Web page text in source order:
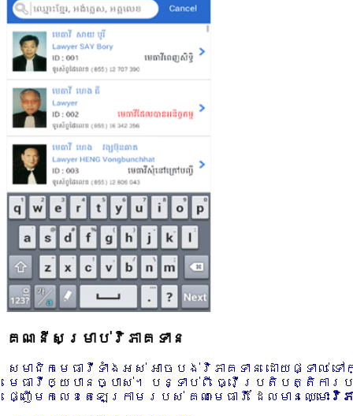
គណនីសម្រាប់វិភាគទាន
សមាជិកមេធាវីទាំងអស់ អាចបង់វិភាគទាន ដោយផ្ទាល់
មេធាវីឲ្យបានច្បាស់។ បន្ទាប់ពី ធ្វើប្រតិបត្តិកា
ផ្ញើមកលេខតេឡេក្រាមរបស់ គណៈមេធាវី ដែលមានឈ្មោះ វិភ